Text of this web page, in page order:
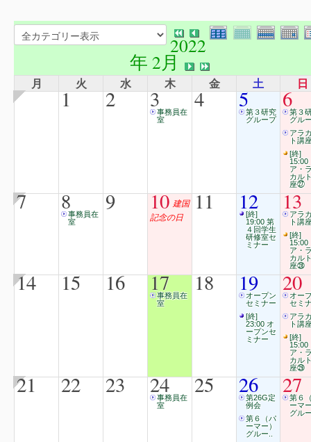
2022
年 2月
月 火 水 木 金 土 日
1 2 3事務員在
室
4 5第３研究
グループ
6第３
グル
アラ
ト講
[終]
15:00
ア・
カル
座㉗
7 8事務員在
室
9 10 建国
記念の日
11 12
[終]
19:00 第
４回学生
研修室セ
ミナー
13
アラ
ト講
[終]
15:00
ア・
カル
座㉘
14 15 16 17
事務員在
室
18 19
オープン
セミナー
[終]
23:00 オ
ープンセ
ミナー
20
オー
セミ
アラ
ト講
[終]
15:00
ア・
カル
座㉙
21 22 23 24
事務員在
室
25 26
第26G定
例会
第６（パ
ーマー）
グルー..
27
第６
ーマ
グル